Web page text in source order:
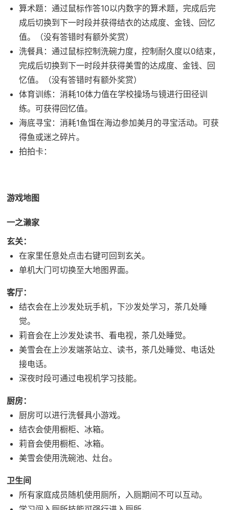
算术题：通过鼠标作答10以内数字的算术题，完成后完
成后切换到下一时段并获得结衣的达成度、金钱、回忆
值。（没有答错时有额外奖赏）
洗餐具：通过鼠标控制洗碗力度，控制耐久度以0结束，
完成后切换到下一时段并获得美雪的达成度、金钱、回
忆值。（没有答错时有额外奖赏）
体育训练：消耗10体力值在学校操场与镜进行田径训
练。可获得回忆值。
海底寻宝：消耗1鱼饵在海边参加美月的寻宝活动。可获
得鱼或迷之碎片。
拍拍卡：
游戏地图
一之濑家
玄关：
在家里任意处点击右键可回到玄关。
单机大门可切换至大地图界面。
客厅：
结衣会在上沙发处玩手机，下沙发处学习，茶几处睡
觉。
莉音会在上沙发处读书、看电视，茶几处睡觉。
美雪会在上沙发端茶站立、读书，茶几处睡觉、电话处
接电话。
深夜时段可通过电视机学习技能。
厨房：
厨房可以进行洗餐具小游戏。
结衣会使用橱柜、冰箱。
莉音会使用橱柜、冰箱。
美雪会使用洗碗池、灶台。
卫生间
所有家庭成员随机使用厕所，入厕期间不可以互动。